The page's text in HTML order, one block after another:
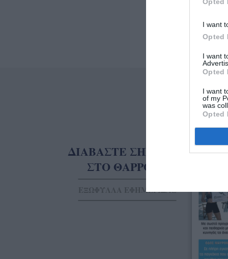
I want
Opted
I want
Opted
I want
of my
was
Opted
ΔΙΑΒΑΣΤΕ ΣΗΜΕΡΑ
ΣΤΟ ΘΑΡΡΟΣ
ΕΞΩΦΥΛΛΑ ΕΦΗΜΕΡΙΔΑΣ